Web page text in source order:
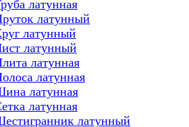
латунная
латунный
латунный
латунный
латунная
латунная
латунная
латунная
латунный